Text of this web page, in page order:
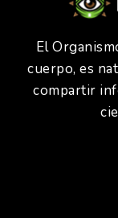
El
cuerpo, es
compartir